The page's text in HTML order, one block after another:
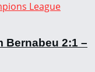
Bernabeu 2:1 –